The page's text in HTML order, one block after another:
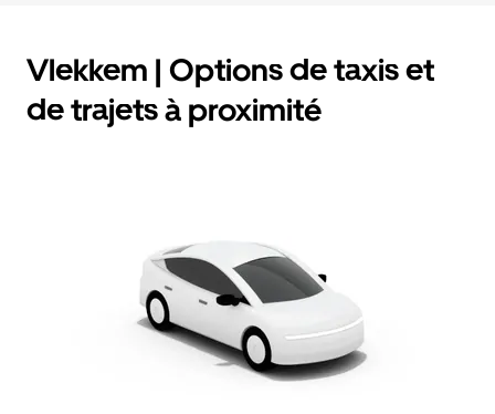
Vlekkem | Options de taxis et
de trajets à proximité